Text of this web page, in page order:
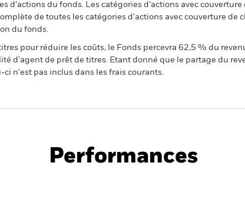
d’actions du fonds. Les catégories d’actions avec
de toutes les catégories d'actions avec couverture de
du fonds.
pour réduire les coûts, le Fonds percevra 62,5 % du
d'agent de prêt de titres. Etant donné que le partage du
n'est pas inclus dans les frais courants.
Performance
Performances